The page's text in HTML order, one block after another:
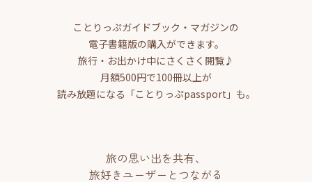
ことりっぷガイドブック・マガジンの
電子書籍版の購入ができます。
旅行・お出かけ中にさくさく閲覧♪
月額500円で100冊以上が
読み放題になる「ことりっぷpassport」も。
旅の思い出を共有、
旅好きユーザーとつながる